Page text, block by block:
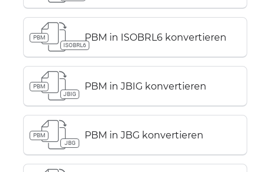
PBM
ISOBRL6
PBM in ISOBRL6 konvertieren
PBM
JBIG
PBM in JBIG konvertieren
PBM
JBG
PBM in JBG konvertieren